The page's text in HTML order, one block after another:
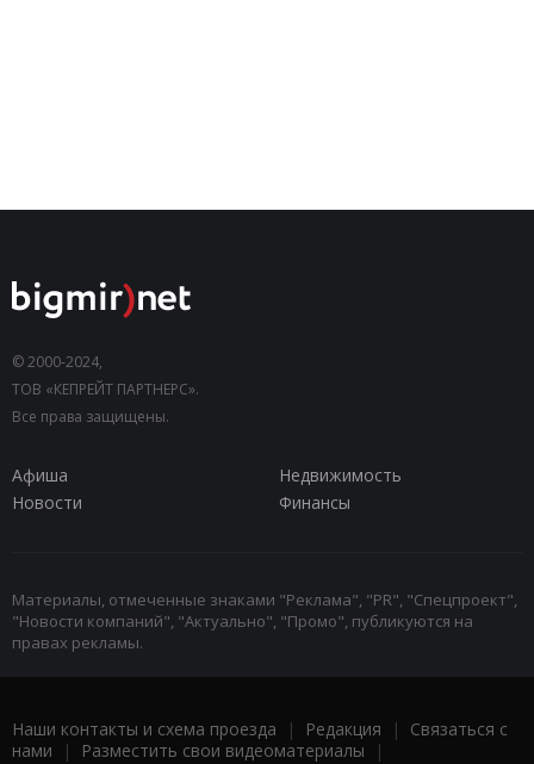
© 2000-2024,
ТОВ «КЕПРЕЙТ ПАРТНЕРС».
Все права защищены.
Афиша
Недвижимость
Новости
Финансы
Материалы, отмеченные знаками "Реклама", "PR", "Спецпроект",
"Новости компаний", "Актуально", "Промо", публикуются на
правах рекламы.
Наши контакты и схема проезда | Редакция | Связаться с
нами | Разместить свои видеоматериалы |